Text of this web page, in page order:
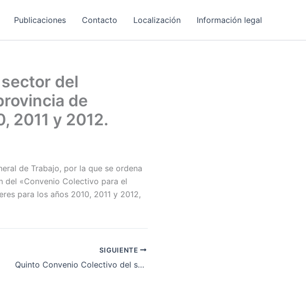
Publicaciones Contacto Localización Información legal
del
de
2011 y 2012.
de Trabajo, por la que se ordena
del «Convenio Colectivo para el
para los años 2010, 2011 y 2012,
SIGUIENTE
Quinto Convenio Colectivo del sector de la construcción